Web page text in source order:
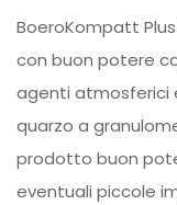
BoeroKompatt
con buon potere
agenti atmosferici
quarzo a
prodotto buon
eventuali piccole